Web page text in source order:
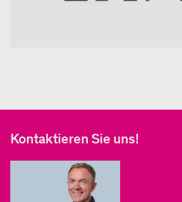
Kontaktieren Sie uns!